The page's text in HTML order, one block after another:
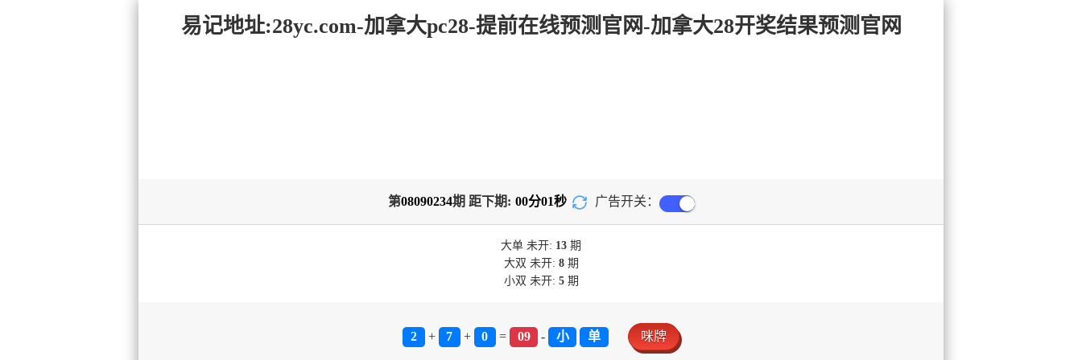
易记地址:28yc.com-加拿大pc28-提前在线预测官网-加拿大28开奖结果预测官网
第08090234期 距下期: 00分01秒 广告开关：
大单 未开: 13 期
大双 未开: 8期
小双 未开: 5期
2 + 7 + 0 = 09 - 小 单 咪牌